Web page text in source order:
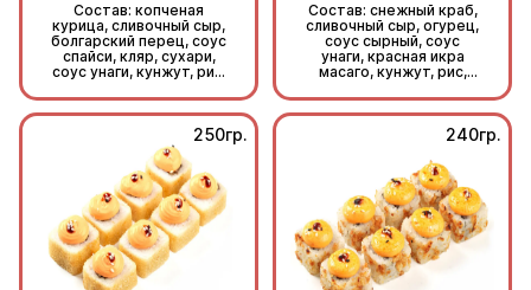
Состав: копченая
курица, сливочный сыр,
болгарский перец, соус
спайси, кляр, сухари,
соус унаги, кунжут, рис,
Состав: снежный краб,
сливочный сыр, огурец,
соус сырный, соус
унаги, красная икра
масаго, кунжут, рис,
250гр. 240гр.